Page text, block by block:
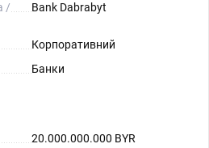
/
Bank Dabrabyt
Корпоративний
Банки
20.000.000.000 BYR